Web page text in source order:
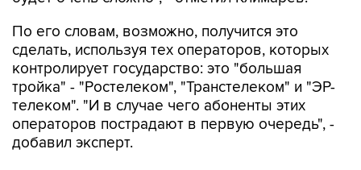
контролирует государство: это "большая
тройка" - "Ростелеком", "Транстелеком" и "ЭР-
телеком". "И в случае чего абоненты этих
операторов пострадают в первую очередь", -
добавил эксперт.
В самой Минцифры заверяли, что отключать